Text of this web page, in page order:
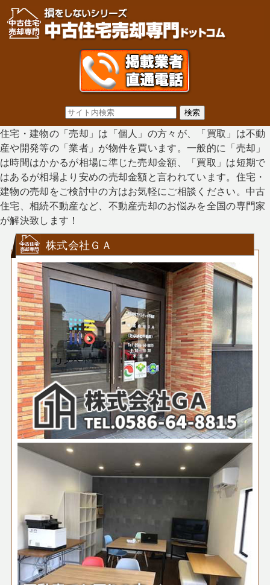
住宅・建物の「売却」は「個人」の方々が、「買取」は不動
産や開発等の「業者」が物件を買います。一般的に「売却」
は時間はかかるが相場に準じた売却金額、「買取」は短期で
はあるが相場より安めの売却金額と言われています。住宅・
建物の売却をご検討中の方はお気軽にご相談ください。中古
住宅、相続不動産など、不動産売却のお悩みを全国の専門家
が解決致します！
株式会社ＧＡ